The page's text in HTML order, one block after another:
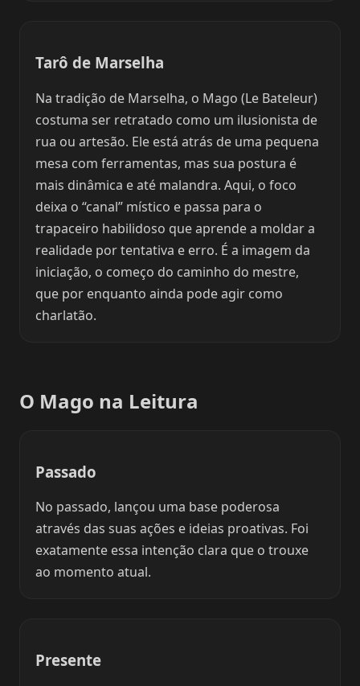
Tarô de Marselha
Na tradição de Marselha, o Mago (Le Bateleur)
costuma ser retratado como um ilusionista de
rua ou artesão. Ele está atrás de uma pequena
mesa com ferramentas, mas sua postura é
mais dinâmica e até malandra. Aqui, o foco
deixa o “canal” místico e passa para o
trapaceiro habilidoso que aprende a moldar a
realidade por tentativa e erro. É a imagem da
iniciação, o começo do caminho do mestre,
que por enquanto ainda pode agir como
charlatão.
O Mago na Leitura
Passado
No passado, lançou uma base poderosa
através das suas ações e ideias proativas. Foi
exatamente essa intenção clara que o trouxe
ao momento atual.
Presente